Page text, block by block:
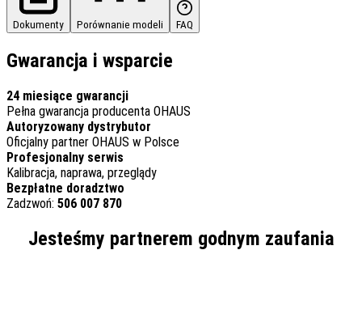
Dokumenty Porównanie modeli FAQ
Gwarancja i wsparcie
24 miesiące gwarancji
Pełna gwarancja producenta OHAUS
Autoryzowany dystrybutor
Oficjalny partner OHAUS w Polsce
Profesjonalny serwis
Kalibracja, naprawa, przeglądy
Bezpłatne doradztwo
Zadzwoń: 506 007 870
Jesteśmy partnerem godnym zaufania